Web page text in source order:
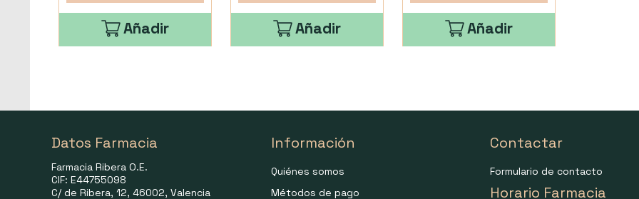
Añadir Añadir Añadir
Datos Farmacia
Farmacia Ribera O.E.
CIF: E44755098
C/ de Ribera, 12, 46002, Valencia
Información
Quiénes somos
Métodos de pago
Contactar
Formulario de contacto
Horario Farmacia